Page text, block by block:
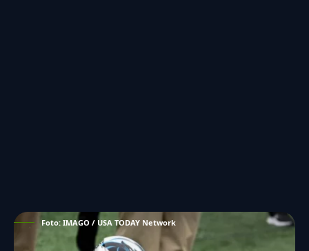
Foto: IMAGO / USA TODAY Network